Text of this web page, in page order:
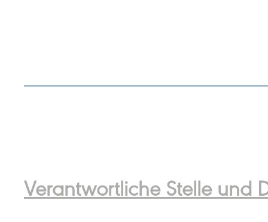
Verantwortliche Stelle und